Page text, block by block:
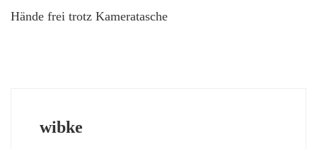
Hände frei trotz Kameratasche
wibke